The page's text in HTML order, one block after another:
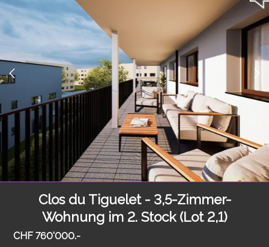
Clos du Tiguelet - 3,5-Zimmer-
Wohnung im 2. Stock (Lot 2,1)
CHF 760'000.-